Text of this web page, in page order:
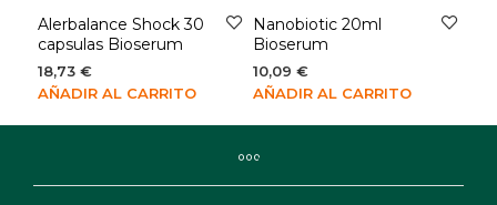
Alerbalance Shock 30
capsulas Bioserum
18,73 €
AÑADIR AL CARRITO
Nanobiotic 20ml
Bioserum
10,09 €
AÑADIR AL CARRITO